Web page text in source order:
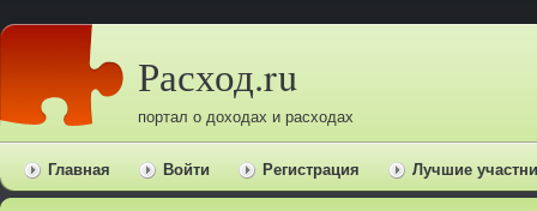
Расход.ru
портал о доходах и расходах
Главная Войти Регистрация Лучшие